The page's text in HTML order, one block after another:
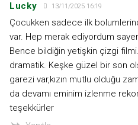
Lucky 13/11/2025 16:19
Çocukken sadece ilk
var. Hep merak ediyordum
Bence bildiğin yetişkin çizgi
dramatik. Keşke güzel bir son
garezi var,kızın mutlu olduğu
da devamı eminim izlenme
teşekkürler